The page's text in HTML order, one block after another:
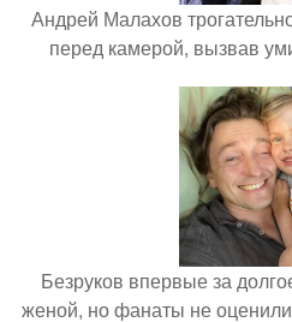
Андрей Малахов
перед камерой, вызвав
Безруков впервые за
женой, но фанаты не